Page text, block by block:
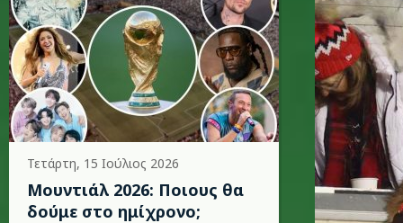
Τετάρτη, 15 Ιούλιος 2026
Μουντιάλ 2026: Ποιους θα
δούμε στο ημίχρονο;